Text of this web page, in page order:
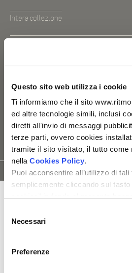
Questo sito web utilizza i cookie
Ti informiamo che il sito
ed altre tecnologie simili, inclusi
diretti all'invio di messaggi
terze parti, ovvero cookies
tramite il sito visitato, il tutto come
nella Cookies Policy.
Puoi acconsentire all’utilizzo di tali
semplicemente cliccando sul tasto
caselle dei cookies e cliccando su
prestare, rifiutare o revocare il
momento, accedendo all’apposita
delNecessari
Preferenze
Intera collezione
CARATTERISTICHE TECNICHE
_ parti interne vendute a parte [PM0020M]
TECNICA
DI MONTAGGIO
3D